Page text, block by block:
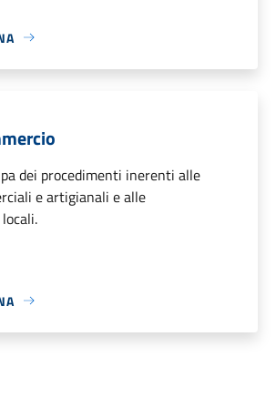
dei procedimenti inerenti alle
e artigianali e alle